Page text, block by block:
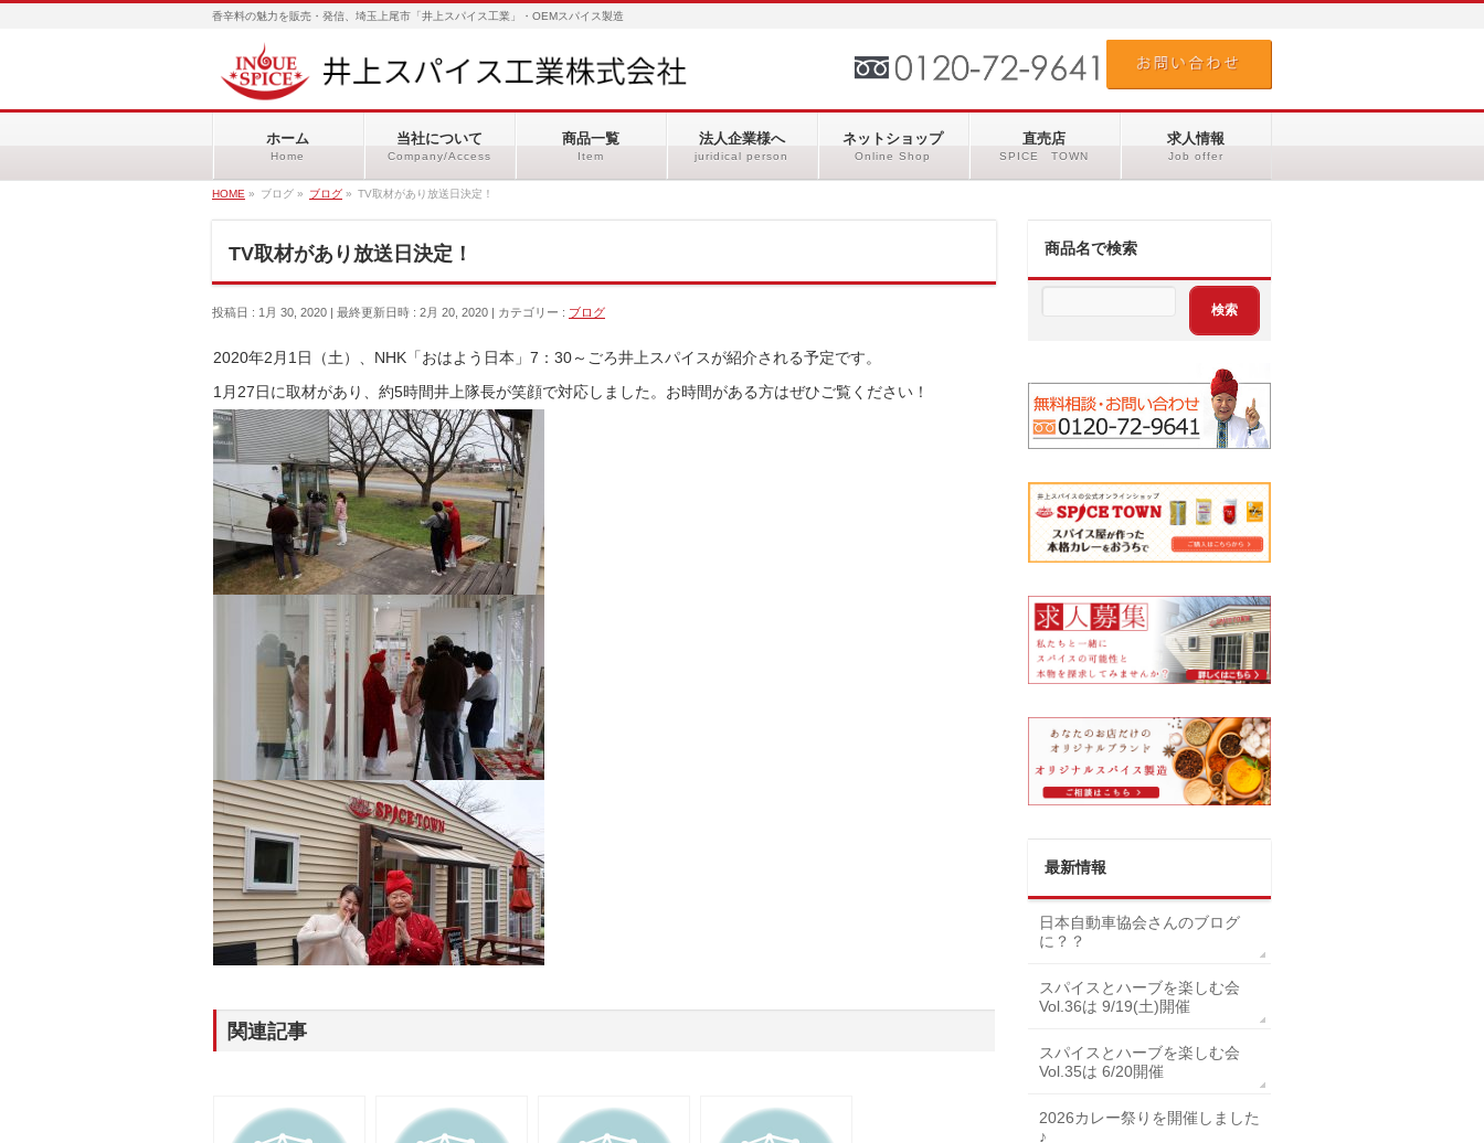
香辛料の魅力を販売・発信、埼玉上尾市「井上スパイス工業」・OEMスパイス製造
ホーム
Home
当社について
Company/Access
商品一覧
Item
法人企業様へ
juridical person
ネットショップ
Online Shop
直売店
SPICE TOWN
求人情報
Job offer
HOME » ブログ » ブログ » TV取材があり放送日決定！
TV取材があり放送日決定！
投稿日 : 1月 30, 2020 最終更新日時 : 2月 20, 2020 カテゴリー : ブログ
2020年2月1日（土）、NHK「おはよう日本」7：30～ごろ井上スパイスが紹介される予定です。
1月27日に取材があり、約5時間井上隊長が笑顔で対応しました。お時間がある方はぜひご覧ください！
関連記事
商品名で検索
最新情報
日本自動車協会さんのブログ
に？？
スパイスとハーブを楽しむ会
Vol.36は 9/19(土)開催
スパイスとハーブを楽しむ会
Vol.35は 6/20開催
2026カレー祭りを開催しました
♪